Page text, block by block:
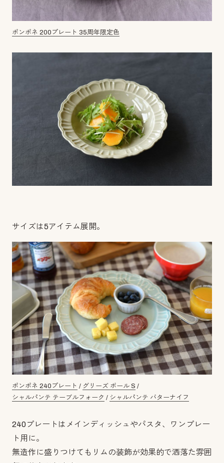
ポンポネ 200プレート 35周年限定色
サイズは5アイテム展開。
ポンポネ 240プレート / グリーズ ボール S /
シャルパンテ テーブルフォーク / シャルパンテ バターナイフ
240プレートはメインディッシュやパスタ、ワンプレー
ト用に。
無造作に盛りつけてもリムの装飾が効果的で洒落た雰囲